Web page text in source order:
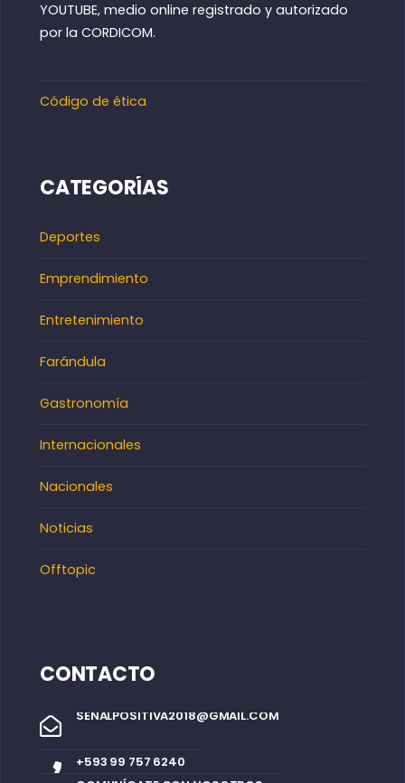
YOUTUBE, medio online registrado y autorizado
por la CORDICOM.
Código de ética
CATEGORÍAS
Deportes
Emprendimiento
Entretenimiento
Farándula
Gastronomía
Internacionales
Nacionales
Noticias
Offtopic
CONTACTO
SENALPOSITIVA2018@GMAIL.COM
+593 99 757 6240